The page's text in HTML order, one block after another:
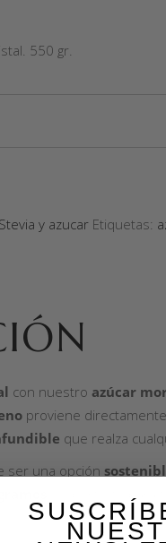
550 gr.
Stevia y azucar Etiquetas:
con nuestro azúcar
proviene
que realza
ser una opción
, es perfecto para